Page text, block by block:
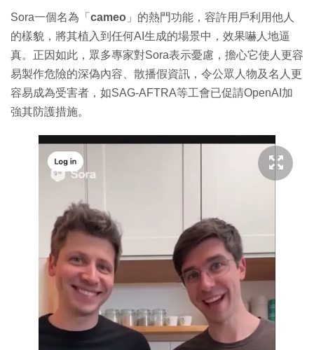
Sora一個名為「 cameo 」的熱門功能，容許用戶利用他人
的樣貌，將其植入到任何AI生成的場景中，效果嚇人地逼
真。正因如此，眾多專家對Sora表示憂慮，擔心它使人更容
易製作危險的深偽內容、散播假資訊，令公眾人物及名人更
容易成為受害者，如SAG-AFTRA等工會已促請OpenAI加
強其防護措施。